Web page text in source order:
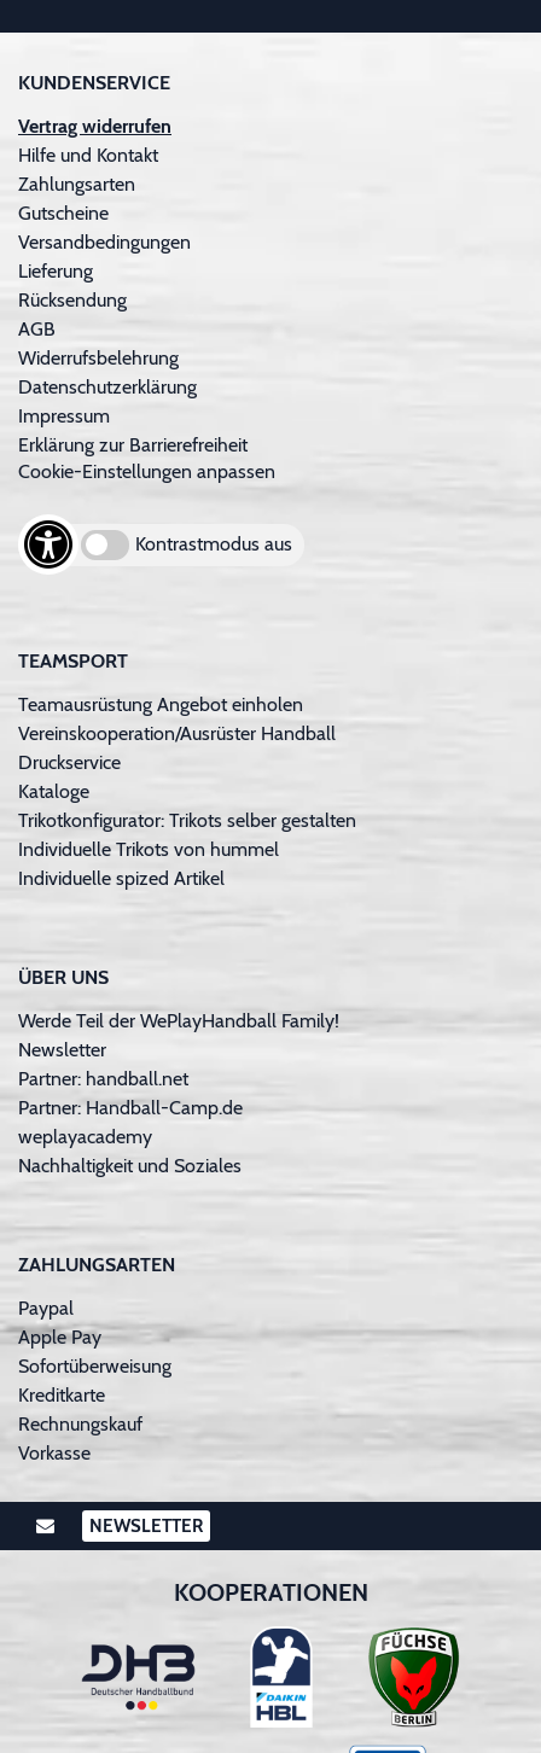
KUNDENSERVICE
Vertrag widerrufen
Hilfe und Kontakt
Zahlungsarten
Gutscheine
Versandbedingungen
Lieferung
Rücksendung
AGB
Widerrufsbelehrung
Datenschutzerklärung
Impressum
Erklärung zur Barrierefreiheit
Cookie-Einstellungen anpassen
Kontrastmodus aus
TEAMSPORT
Teamausrüstung Angebot einholen
Vereinskooperation/Ausrüster Handball
Druckservice
Kataloge
Trikotkonfigurator: Trikots selber gestalten
Individuelle Trikots von hummel
Individuelle spized Artikel
ÜBER UNS
Werde Teil der WePlayHandball Family!
Newsletter
Partner: handball.net
Partner: Handball-Camp.de
weplayacademy
Nachhaltigkeit und Soziales
ZAHLUNGSARTEN
Paypal
Apple Pay
Sofortüberweisung
Kreditkarte
Rechnungskauf
Vorkasse
NEWSLETTER
KOOPERATIONEN